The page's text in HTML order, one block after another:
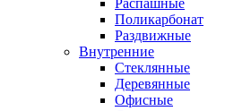
Распашные
Поликарбонат
Раздвижные
Внутренние
Стеклянные
Деревянные
Офисные